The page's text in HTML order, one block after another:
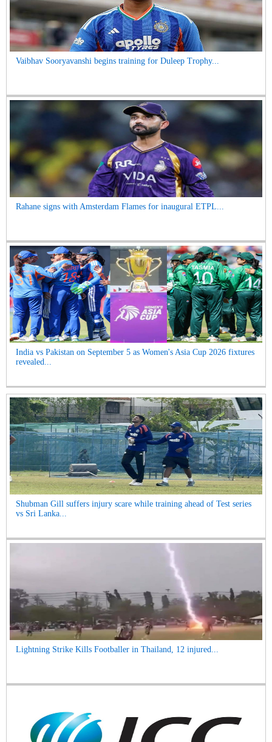
Vaibhav Sooryavanshi begins training for Duleep Trophy...
Rahane signs with Amsterdam Flames for inaugural ETPL...
India vs Pakistan on September 5 as Women's Asia Cup 2026 fixtures
revealed...
Shubman Gill suffers injury scare while training ahead of Test series
vs Sri Lanka...
Lightning Strike Kills Footballer in Thailand, 12 injured...